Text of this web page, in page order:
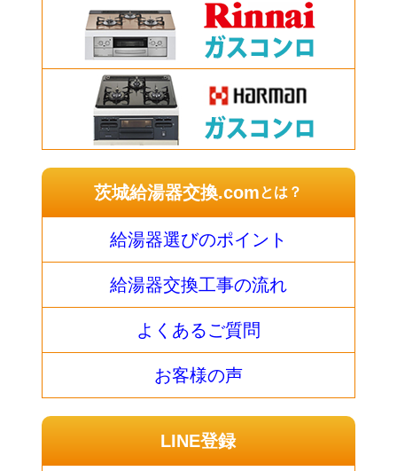
茨城給湯器交換.comとは？
給湯器選びのポイント
給湯器交換工事の流れ
よくあるご質問
お客様の声
LINE登録